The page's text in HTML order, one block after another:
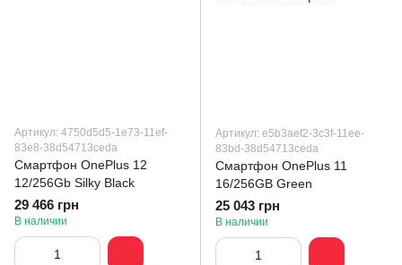
Артикул: 4750d5d5-1e73-11ef-
83e8-38d54713ceda
Смартфон OnePlus 12
12/256Gb Silky Black
29 466 грн
В наличии
Артикул: e5b3aef2-3c3f-11ee-
83bd-38d54713ceda
Смартфон OnePlus 11
16/256GB Green
25 043 грн
В наличии